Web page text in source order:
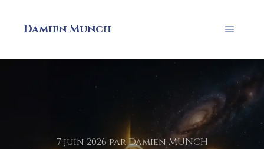
Damien Munch
7 juin 2026 parDamien MUNCH